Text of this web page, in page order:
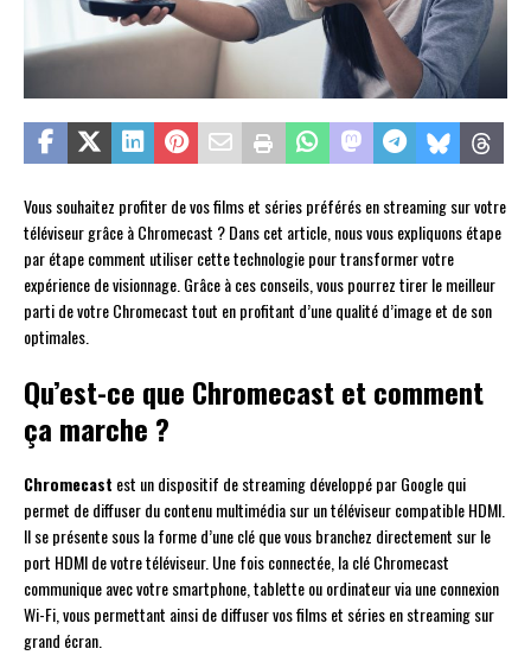
Vous souhaitez profiter de vos films et séries préférés en streaming sur votre
téléviseur grâce à Chromecast ? Dans cet article, nous vous expliquons étape
par étape comment utiliser cette technologie pour transformer votre
expérience de visionnage. Grâce à ces conseils, vous pourrez tirer le meilleur
parti de votre Chromecast tout en profitant d’une qualité d’image et de son
optimales.
Qu’est-ce que Chromecast et comment
ça marche ?
Chromecast est un dispositif de streaming développé par Google qui
permet de diffuser du contenu multimédia sur un téléviseur compatible HDMI.
Il se présente sous la forme d’une clé que vous branchez directement sur le
port HDMI de votre téléviseur. Une fois connectée, la clé Chromecast
communique avec votre smartphone, tablette ou ordinateur via une connexion
Wi-Fi, vous permettant ainsi de diffuser vos films et séries en streaming sur
grand écran.